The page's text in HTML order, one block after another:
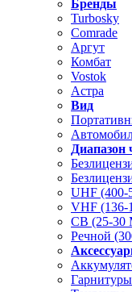
Бренды
Turbosky
Comrade
Аргут
Комбат
Vostok
Астра
Вид
Диапазон
UHF
VHF
CB (25-30
Речной
Гарнитуры